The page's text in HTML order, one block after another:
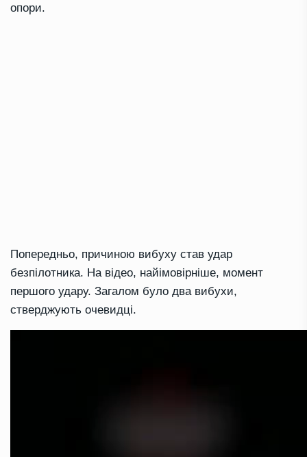
опори.
Попередньо, причиною вибуху став удар
безпілотника. На відео, найімовірніше, момент
першого удару. Загалом було два вибухи,
стверджують очевидці.